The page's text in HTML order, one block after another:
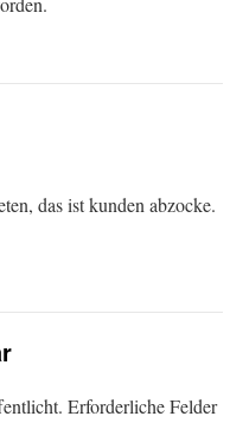
das ist kunden abzocke.
Erforderliche Felder